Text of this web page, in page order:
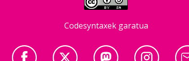
Codesyntaxek garatua